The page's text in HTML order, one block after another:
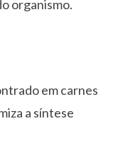
organismo.
em carnes
a síntese